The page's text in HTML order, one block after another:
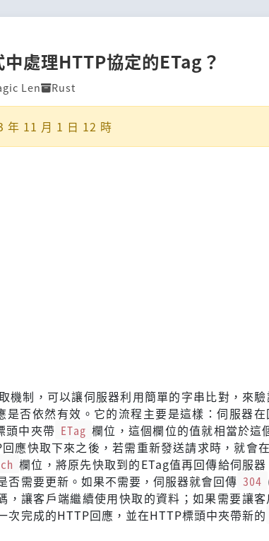
處理HTTP協定的ETag？
Len Rust
年 11 月 1 日 12 時
機制，可以讓伺服器利用簡單的字串比對，來
是否依然有效。它的流程主要是這樣：伺服器
頭中夾帶 ETag 欄位，這個欄位的值就相當於這
應快取下來之後，若需重新發送請求時，就會
欄位，將原先快取到的ETag值再回傳給伺服
否需要更新。如果不需要，伺服器就會回傳 304
讓客戶端繼續使用快取的資料；如果需要讓客
次完成的HTTP回應，並在HTTP標頭中夾帶新的